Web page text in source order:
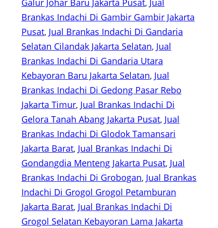
Galur Johar Baru Jakarta Pusat, Jual
Brankas Indachi Di Gambir Gambir Jakarta
Pusat, Jual Brankas Indachi Di Gandaria
Selatan Cilandak Jakarta Selatan, Jual
Brankas Indachi Di Gandaria Utara
Kebayoran Baru Jakarta Selatan, Jual
Brankas Indachi Di Gedong Pasar Rebo
Jakarta Timur, Jual Brankas Indachi Di
Gelora Tanah Abang Jakarta Pusat, Jual
Brankas Indachi Di Glodok Tamansari
Jakarta Barat, Jual Brankas Indachi Di
Gondangdia Menteng Jakarta Pusat, Jual
Brankas Indachi Di Grobogan, Jual Brankas
Indachi Di Grogol Grogol Petamburan
Jakarta Barat, Jual Brankas Indachi Di
Grogol Selatan Kebayoran Lama Jakarta